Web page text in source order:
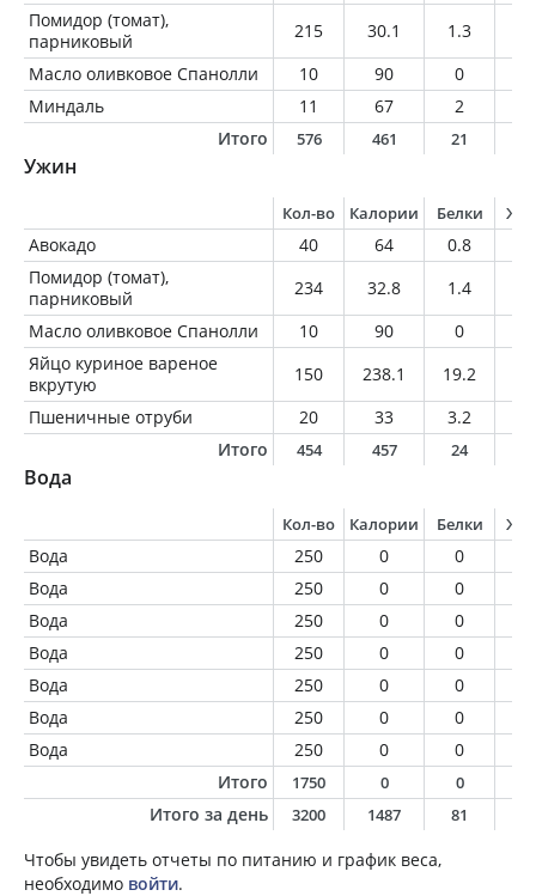
Помидор (томат),
парниковый
215 30.1 1.3
Масло оливковое Спанолли
10 90 0
Миндаль
11 67 2
Итого
576 461 21
Ужин
Кол-во Калории Белки
Авокадо 40 64 0.8
Помидор (томат),
парниковый
234 32.8 1.4
Масло оливковое Спанолли
10 90 0
Яйцо куриное вареное
вкрутую
150 238.1 19.2
Пшеничные отруби
20 33 3.2
Итого
454 457 24
Вода
Кол-во Калории Белки
Вода 250 0 0
Вода
250 0 0
Вода
250 0 0
Вода
250 0 0
Вода
250 0 0
Вода
250 0 0
Вода
250 0 0
Итого
1750 0 0
Итого за день 3200 1487 81
Чтобы увидеть отчеты по питанию и график веса,
необходимо войти.